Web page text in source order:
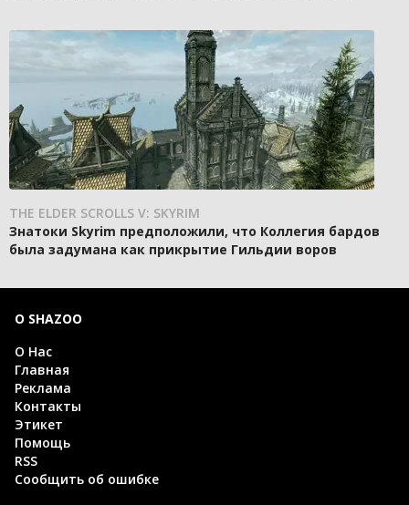
THE ELDER SCROLLS V: SKYRIM
Знатоки Skyrim предположили, что Коллегия бардов
была задумана как прикрытие Гильдии воров
О SHAZOO
О Нас
Главная
Реклама
Контакты
Этикет
Помощь
RSS
Сообщить об ошибке